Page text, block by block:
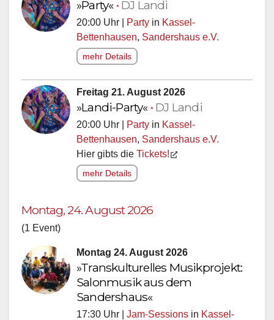
»Party« • DJ Landi
20:00 Uhr | Party in Kassel-
Bettenhausen, Sandershaus e.V.
mehr Details
Freitag 21. August 2026
»Landi-Party« • DJ Landi
20:00 Uhr | Party in Kassel-
Bettenhausen, Sandershaus e.V.
Hier gibts die Tickets!
mehr Details
Montag, 24. August 2026
(1 Event)
Montag 24. August 2026
»Transkulturelles Musikprojekt:
Salonmusik aus dem
Sandershaus«
17:30 Uhr | Jam-Sessions in Kassel-